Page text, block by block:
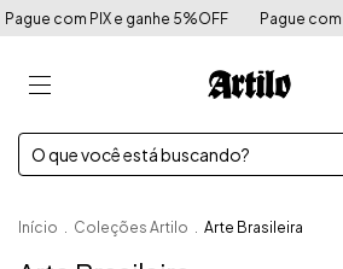
com PIX e ganhe 5%OFF Pague com
Início . Coleções Artilo . Arte Brasileira